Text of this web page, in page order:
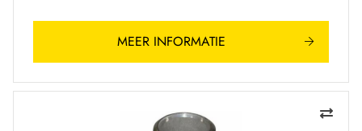
MEER INFORMATIE